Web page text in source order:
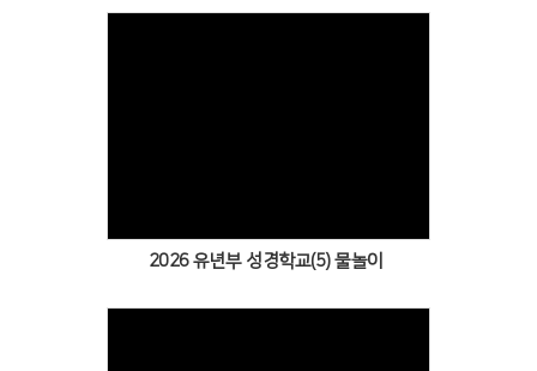
2026 유년부 성경학교(5) 물놀이